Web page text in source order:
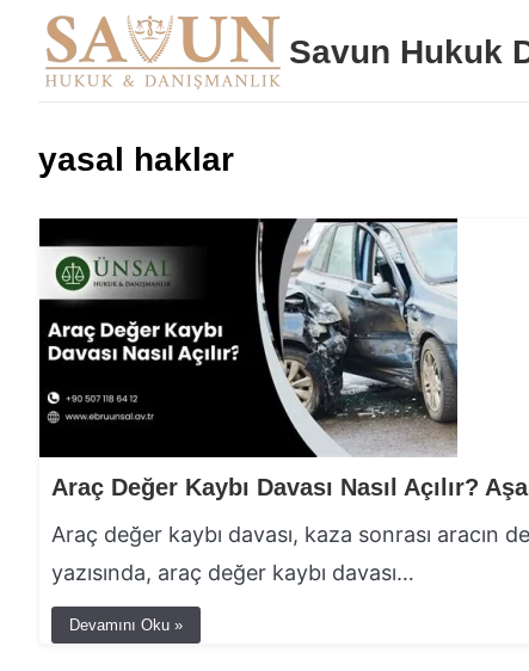
Savun Hukuk
yasal haklar
Araç değer kaybı davası, kaza sonrası aracın
yazısında, araç değer kaybı davası…
Devamını Oku »